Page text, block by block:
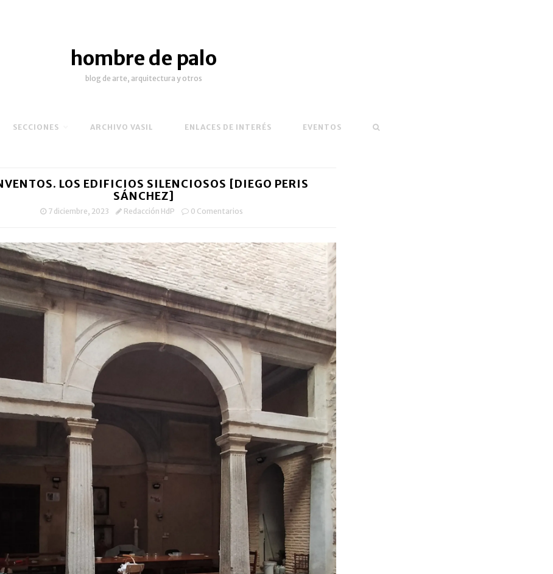
hombre de palo
blog de arte, arquitectura y otros
SECCIONES ARCHIVO VASIL ENLACES DE INTERÉS EVENTOS
LOS EDIFICIOS SILENCIOSOS [DIEGO PERIS
SÁNCHEZ]
7 diciembre, 2023 Redacción HdP 0 Comentarios